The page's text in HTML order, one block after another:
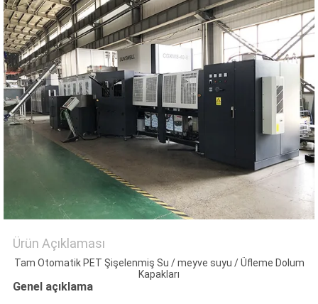
SITE
HARITASI
PRIVACY
POLICY
Ürün Açıklaması
Tam Otomatik PET Şişelenmiş Su / meyve suyu / Üfleme Dolum
Kapakları
Genel açıklama